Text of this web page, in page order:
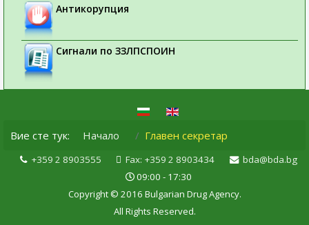
Антикорупция
Сигнали по ЗЗЛПСПОИН
Вие сте тук: Начало Главен секретар
+359 2 8903555 Fax: +359 2 8903434
bda@bda.bg
09:00 - 17:30
Copyright © 2016 Bulgarian Drug Agency.
All Rights Reserved.